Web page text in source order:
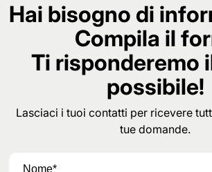
Hai bisogno di
Compila il
Ti risponderemo
possibile!
Lasciaci i tuoi contatti per ricevere
tue domande.